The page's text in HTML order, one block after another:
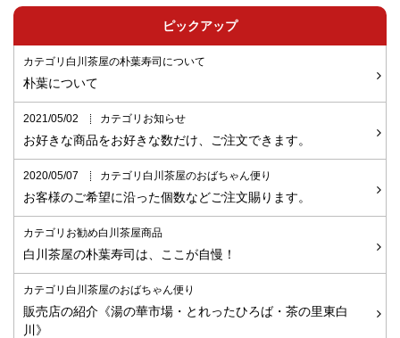
ピックアップ
カテゴリ白川茶屋の朴葉寿司について
朴葉について
2021/05/02 カテゴリお知らせ
お好きな商品をお好きな数だけ、ご注文できます。
2020/05/07 カテゴリ白川茶屋のおばちゃん便り
お客様のご希望に沿った個数などご注文賜ります。
カテゴリお勧め白川茶屋商品
白川茶屋の朴葉寿司は、ここが自慢！
カテゴリ白川茶屋のおばちゃん便り
販売店の紹介《湯の華市場・とれったひろば・茶の里東白
川》